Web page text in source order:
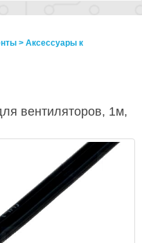
> Аксессуары к
вентиляторов, 1м,